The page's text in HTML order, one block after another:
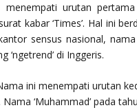
menempati urutan
kabar ‘Times’. Hal ini
sensus nasional,
‘ngetrend’ di Inggeris.
ini menempati urutan
‘Muhammad’ pada